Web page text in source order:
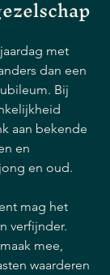
met
dan een
Bij
aan bekende
en
en oud.
mag het
verfijnder.
mee,
waarderen